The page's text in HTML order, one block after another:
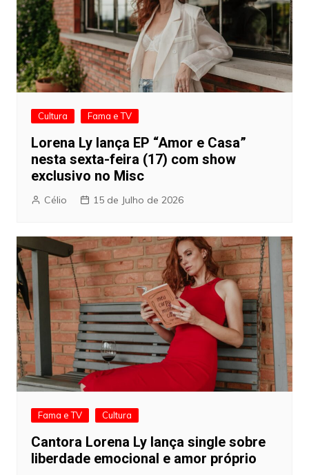
Cultura Fama e TV
Lorena Ly lança EP “Amor e Casa”
nesta sexta-feira (17) com show
exclusivo no Misc
Célio 15 de Julho de 2026
Fama e TV Cultura
Cantora Lorena Ly lança single sobre
liberdade emocional e amor próprio